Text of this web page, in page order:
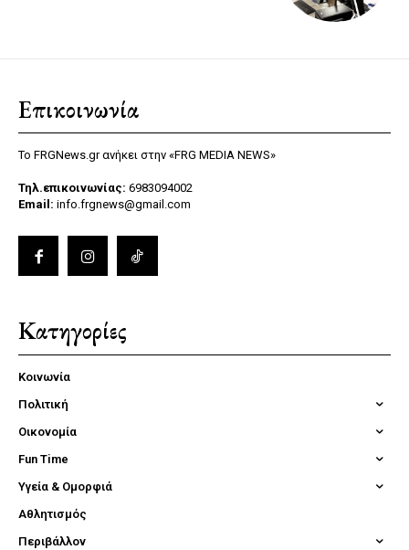
Επικοινωνία
Το FRGNews.gr ανήκει στην «FRG MEDIA NEWS»
Τηλ.επικοινωνίας: 6983094002
Email: info.frgnews@gmail.com
Κατηγορίες
Κοινωνία
Πολιτική
Οικονομία
Fun Time
Υγεία & Ομορφιά
Αθλητισμός
Περιβάλλον